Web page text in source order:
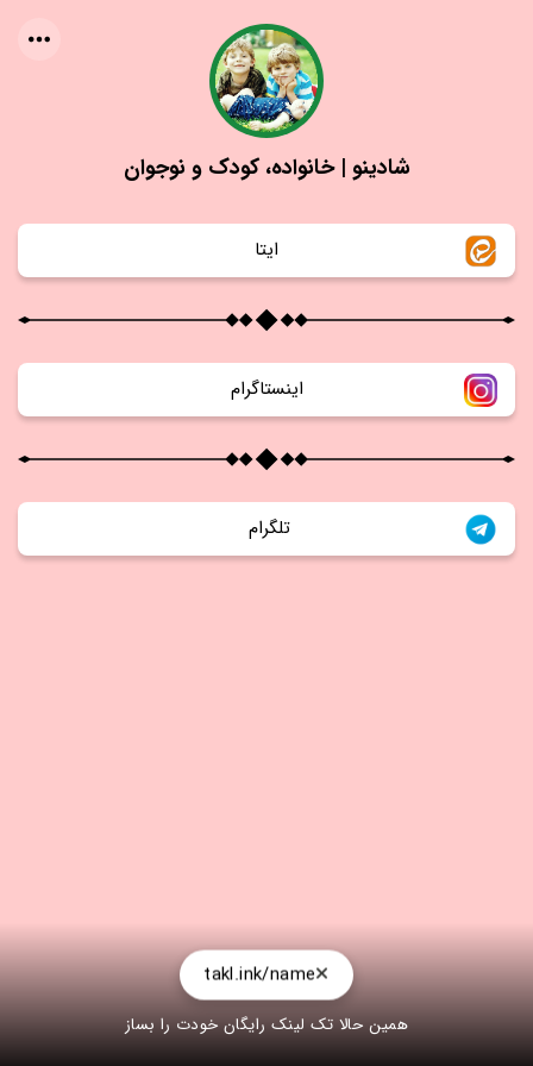
شادینو | خانواده، کودک و نوجوان
ايتا
اينستاگرام
تلگرام
takl.ink/name
همین حالا تک لینک رایگان خودت را بساز